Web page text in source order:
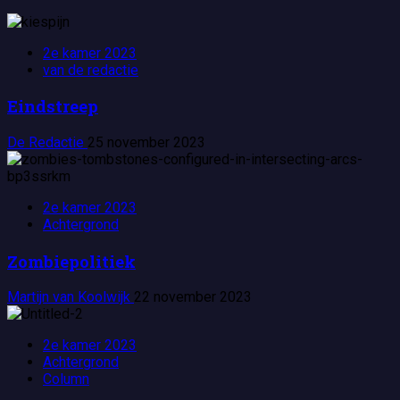
2e kamer 2023
van de redactie
Eindstreep
De Redactie 25 november 2023
2e kamer 2023
Achtergrond
Zombiepolitiek
Martijn van Koolwijk 22 november 2023
2e kamer 2023
Achtergrond
Column